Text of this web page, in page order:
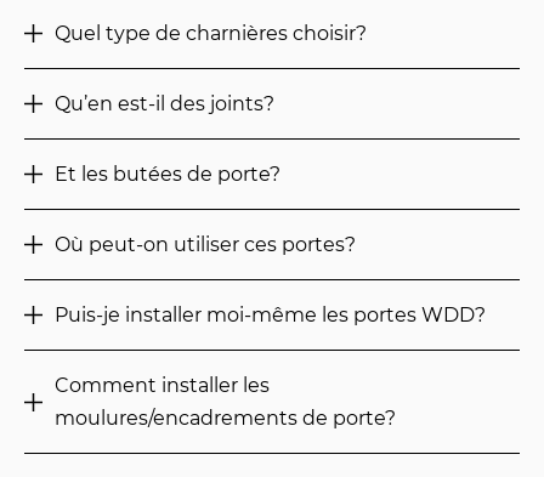
Quel type de charnières choisir?
Qu’en est-il des joints?
Et les butées de porte?
Où peut-on utiliser ces portes?
Puis-je installer moi-même les portes WDD?
Comment installer les
moulures/encadrements de porte?